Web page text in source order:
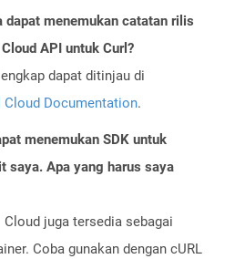
dapat menemukan catatan rilis
API untuk Curl?
dapat ditinjau di
Documentation.
menemukan SDK untuk
saya. Apa yang harus saya
juga tersedia sebagai
Coba gunakan dengan cURL